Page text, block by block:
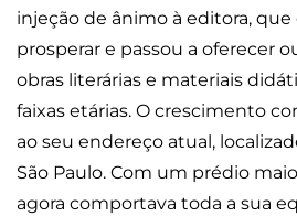
injeção de ânimo à editora,
prosperar e passou a oferecer
obras literárias e materiais
faixas etárias. O crescimento
ao seu endereço atual,
São Paulo. Com um prédio
agora comportava toda a sua